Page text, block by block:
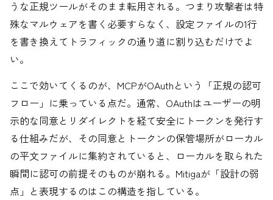
うな正規ツールがそのまま転用される。つまり攻撃者は特
殊なマルウェアを書く必要すらなく、設定ファイルの1行
を書き換えてトラフィックの通り道に割り込むだけでよ
い。
ここで効いてくるのが、MCPがOAuthという「正規の認可
フロー」に乗っている点だ。通常、OAuthはユーザーの明
示的な同意とリダイレクトを経て安全にトークンを発行す
る仕組みだが、その同意とトークンの保管場所がローカル
の平文ファイルに集約されていると、ローカルを取られた
瞬間に認可の前提そのものが崩れる。Mitigaが「設計の弱
点」と表現するのはこの構造を指している。